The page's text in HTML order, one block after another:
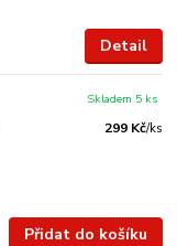
Detail
299 Kč/ks
Skladem 5 ks
Přidat do košíku